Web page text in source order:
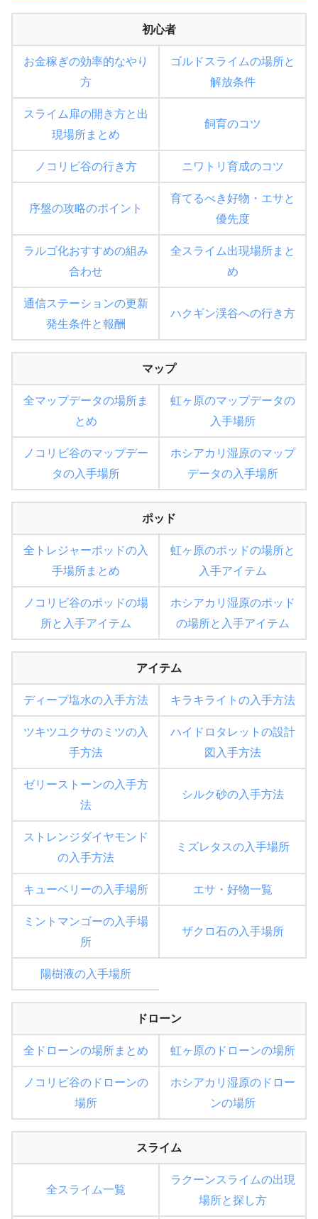
初心者
お金稼ぎの効率的なやり
方
ゴルドスライムの場所と
解放条件
スライム扉の開き方と出
現場所まとめ
飼育のコツ
ノコリビ谷の行き方 ニワトリ育成のコツ
序盤の攻略のポイント
育てるべき好物・エサと
優先度
ラルゴ化おすすめの組み
合わせ
全スライム出現場所まと
め
通信ステーションの更新
発生条件と報酬
ハクギン渓谷への行き方
マップ
全マップデータの場所ま
とめ
虹ヶ原のマップデータの
入手場所
ノコリビ谷のマップデー
タの入手場所
ホシアカリ湿原のマップ
データの入手場所
ポッド
全トレジャーポッドの入
手場所まとめ
虹ヶ原のポッドの場所と
入手アイテム
ノコリビ谷のポッドの場
所と入手アイテム
ホシアカリ湿原のポッド
の場所と入手アイテム
アイテム
ディープ塩水の入手方法 キラキライトの入手方法
ツキツユクサのミツの入
手方法
ハイドロタレットの設計
図入手方法
ゼリーストーンの入手方
法
シルク砂の入手方法
ストレンジダイヤモンド
の入手方法
ミズレタスの入手場所
キューベリーの入手場所 エサ・好物一覧
ミントマンゴーの入手場
所
ザクロ石の入手場所
陽樹液の入手場所
ドローン
全ドローンの場所まとめ 虹ヶ原のドローンの場所
ノコリビ谷のドローンの
場所
ホシアカリ湿原のドロー
ンの場所
スライム
全スライム一覧
ラクーンスライムの出現
場所と探し方